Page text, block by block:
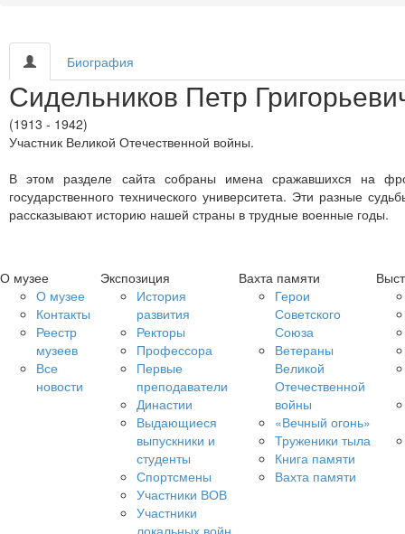
Биография
Сидельников Петр
(1913 - 1942)
Участник Великой Отечественной войны.
В этом разделе сайта собраны имена сражавшихся на
государственного технического университета. Эти разные
рассказывают историю нашей страны в трудные военные годы.
О музее
О музее
Контакты
Реестр
музеев
Все
новости
Экспозиция
История
развития
Ректоры
Профессора
Первые
преподаватели
Династии
Выдающиеся
выпускники и
студенты
Спортсмены
Участники ВОВ
Участники
локальных войн
Вахта памяти
Герои
Советского
Союза
Ветераны
Великой
Отечественной
войны
«Вечный огонь»
Труженики тыла
Книга памяти
Вахта памяти